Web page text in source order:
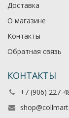
Доставка
О магазине
Контакты
Обратная связь
КОНТАКТЫ
+7 (906) 227-